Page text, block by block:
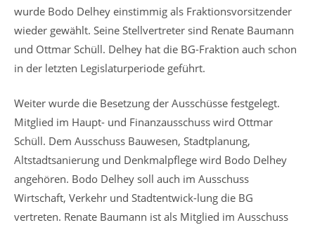
wurde Bodo Delhey einstimmig als Fraktionsvorsitzender
wieder gewählt. Seine Stellvertreter sind Renate Baumann
und Ottmar Schüll. Delhey hat die BG-Fraktion auch schon
in der letzten Legislaturperiode geführt.
Weiter wurde die Besetzung der Ausschüsse festgelegt.
Mitglied im Haupt- und Finanzausschuss wird Ottmar
Schüll. Dem Ausschuss Bauwesen, Stadtplanung,
Altstadtsanierung und Denkmalpflege wird Bodo Delhey
angehören. Bodo Delhey soll auch im Ausschuss
Wirtschaft, Verkehr und Stadtentwick-lung die BG
vertreten. Renate Baumann ist als Mitglied im Ausschuss